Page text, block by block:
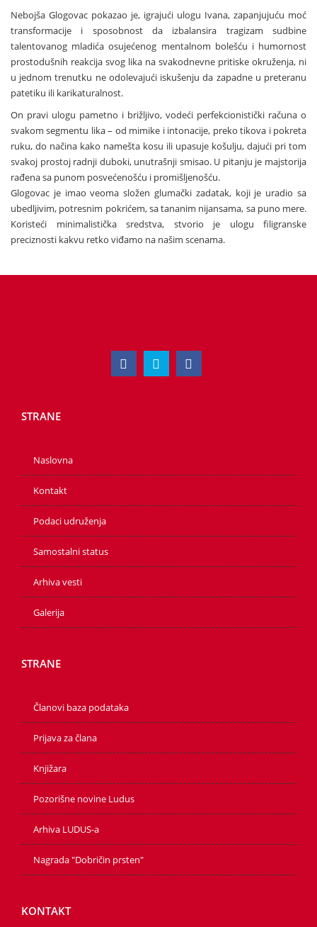
Nebojša Glogovac pokazao je, igrajući ulogu Ivana, zapanjujuću moć
transformacije i sposobnost da izbalansira tragizam sudbine
talentovanog mladića osujećenog mentalnom bolešću i humornost
prostodušnih reakcija svog lika na svakodnevne pritiske okruženja, ni
u jednom trenutku ne odolevajući iskušenju da zapadne u preteranu
patetiku ili karikaturalnost.
On pravi ulogu pametno i brižljivo, vodeći perfekcionistički računa o
svakom segmentu lika – od mimike i intonacije, preko tikova i pokreta
ruku, do načina kako namešta kosu ili upasuje košulju, dajući pri tom
svakoj prostoj radnji duboki, unutrašnji smisao. U pitanju je majstorija
rađena sa punom posvećenošću i promišljenošću.
Glogovac je imao veoma složen glumački zadatak, koji je uradio sa
ubedljivim, potresnim pokrićem, sa tananim nijansama, sa puno mere.
Koristeći minimalistička sredstva, stvorio je ulogu filigranske
preciznosti kakvu retko viđamo na našim scenama.
STRANE
Naslovna
Kontakt
Podaci udruženja
Samostalni status
Arhiva vesti
Galerija
STRANE
Članovi baza podataka
Prijava za člana
Knjižara
Pozorišne novine Ludus
Arhiva LUDUS-a
Nagrada "Dobričin prsten"
KONTAKT